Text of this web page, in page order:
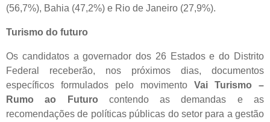
(56,7%), Bahia (47,2%) e Rio de Janeiro (27,9%).
Turismo do futuro
Os candidatos a governador dos 26 Estados e do Distrito
Federal receberão, nos próximos dias, documentos
específicos formulados pelo movimento Vai Turismo –
Rumo ao Futuro contendo as demandas e as
recomendações de políticas públicas do setor para a gestão